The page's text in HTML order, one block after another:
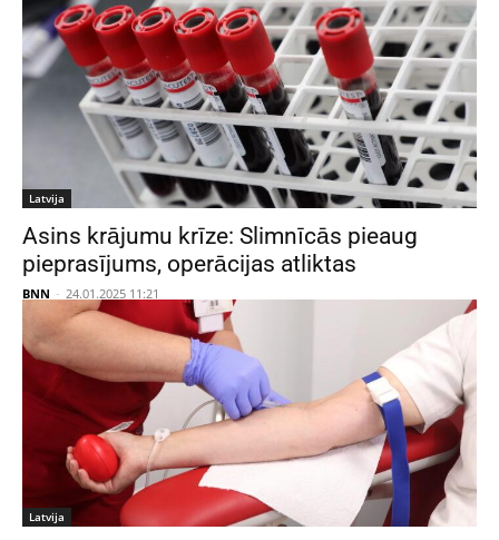
Latvija
Asins krājumu krīze: Slimnīcās pieaug
pieprasījums, operācijas atliktas
BNN - 24.01.2025 11:21
Latvija